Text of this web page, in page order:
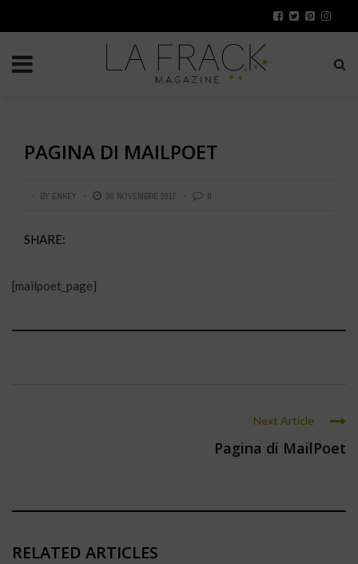
PAGINA DI MAILPOET
BY ENKEY 20 NOVEMBRE 2017 0
SHARE:
[mailpoet_page]
Next Article
Pagina di MailPoet
RELATED ARTICLES